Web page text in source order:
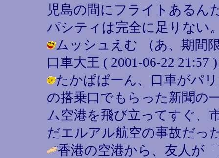
児島の間にフライトあるん
パシティは完全に足りない
ムッシュえむ （あ、期間
口車大王 ( 2001-06-22 21:57 )
たかぱぱーん、口車がパ
の搭乗口でもらった新聞の
ム空港を飛び立ってすぐ、
だエルアル航空の事故だっ
香港の空港から、友人が